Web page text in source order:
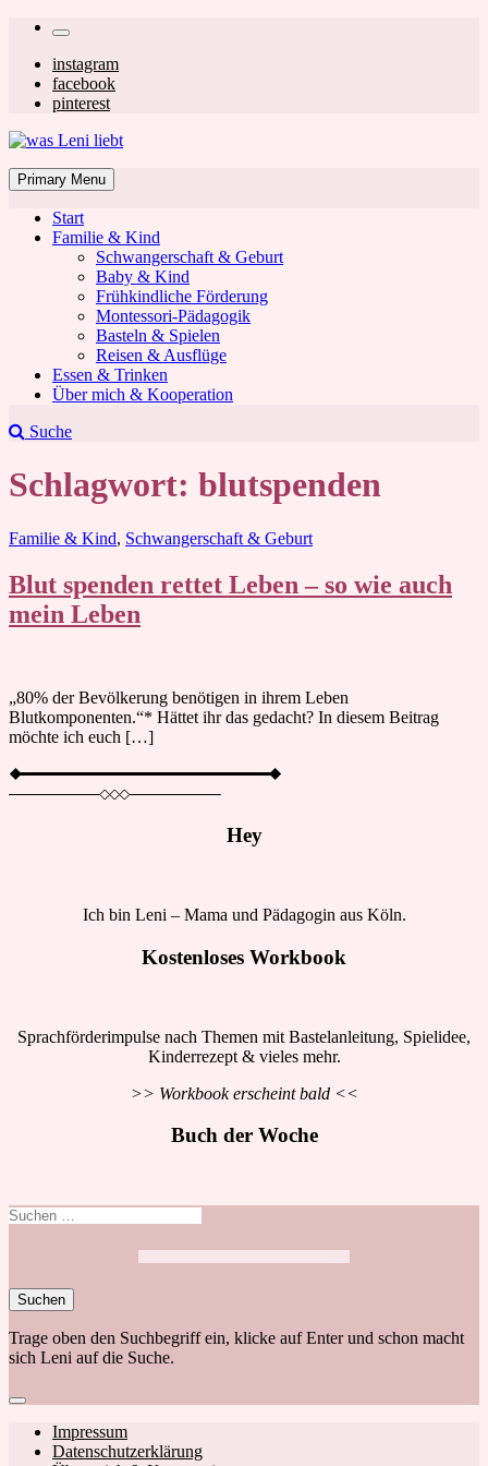
Skip
content
Secondary
left
navigation
Secondary
right
navigation
instagram
facebook
pinterest
was Leni liebt
Mom & Lifestyle Blog
Primary Menu
Start
Familie & Kind
Schwangerschaft & Geburt
Baby & Kind
Frühkindliche Förderung
Montessori-Pädagogik
Basteln & Spielen
Reisen & Ausflüge
Essen & Trinken
Über mich & Kooperation
Suche
Schlagwort: blutspenden
Blog
Familie & Kind, Schwangerschaft & Geburt
Blut spenden rettet Leben – so wie auch
mein Leben
„80% der Bevölkerung benötigen in ihrem Leben
Blutkomponenten.“* Hättet ihr das gedacht? In diesem Beitrag
möchte ich euch […]
Hey
Ich bin Leni – Mama und Pädagogin aus Köln.
Kostenloses Workbook
Sprachförderimpulse nach Themen mit Bastelanleitung, Spielidee,
Kinderrezept & vieles mehr.
>> Workbook erscheint bald <<
Buch der Woche
Suchen
Trage oben den Suchbegriff ein, klicke auf Enter und schon macht
sich Leni auf die Suche.
Close
search
FooterImpressum
Datenschutzerklärung